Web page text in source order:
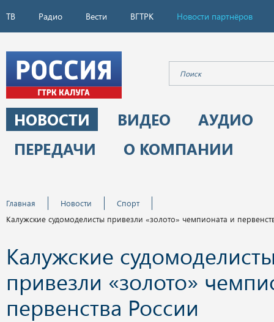
ТВ Радио Вести ВГТРК Новости партнёров
НОВОСТИ ВИДЕО
АУДИО
ПЕРЕДАЧИ
О КОМПАНИИ
Главная Новости
Спорт
Калужские судомоделисты привезли «золото» чемпионата и
Калужские
привезли «золото»
первенства России